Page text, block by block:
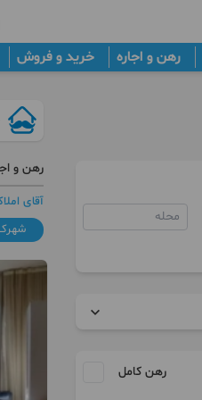
رهن و اجاره خرید و فروش
محله
رهن کامل
رهن و
آقای